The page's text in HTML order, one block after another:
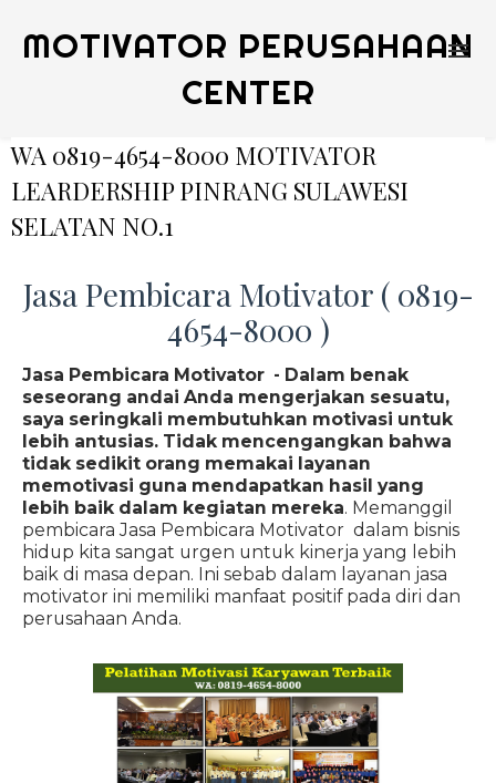
MOTIVATOR PERUSAHAAN
CENTER
WA 0819-4654-8000 MOTIVATOR
LEARDERSHIP PINRANG SULAWESI
SELATAN NO.1
Jasa Pembicara Motivator ( 0819-
4654-8000 )
Jasa Pembicara Motivator - Dalam benak
seseorang andai Anda mengerjakan sesuatu,
saya seringkali membutuhkan motivasi untuk
lebih antusias. Tidak mencengangkan bahwa
tidak sedikit orang memakai layanan
memotivasi guna mendapatkan hasil yang
lebih baik dalam kegiatan mereka. Memanggil
pembicara Jasa Pembicara Motivator dalam bisnis
hidup kita sangat urgen untuk kinerja yang lebih
baik di masa depan. Ini sebab dalam layanan jasa
motivator ini memiliki manfaat positif pada diri dan
perusahaan Anda.